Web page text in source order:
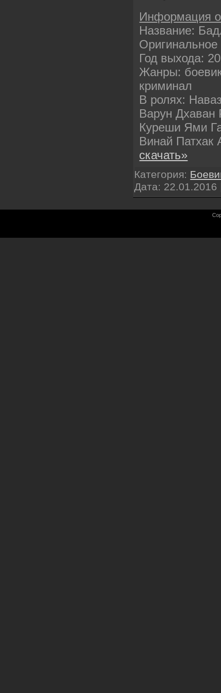
Информация
Название:
Год выхода:
Жанры:
криминал
В ролях:
Варун Дхаван
Куреши Ями
Винай
скачать»
Категория:
Дата: 22.01.2016